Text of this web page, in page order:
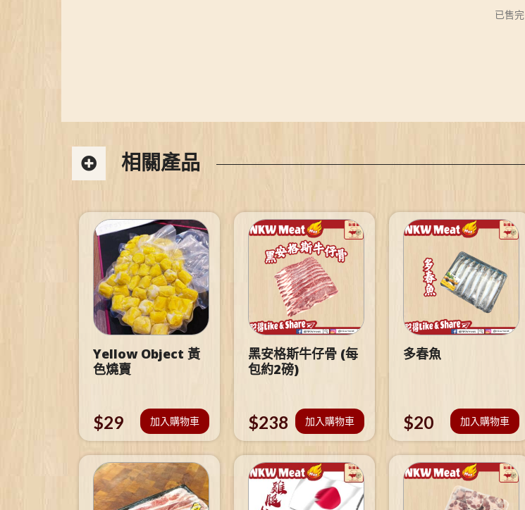
已售完
相關產品
Yellow Object 黃
色燒賣
$29 加入購物車
黑安格斯牛仔骨 (每
包約2磅)
$238 加入購物車
多春魚
$20 加入購物車